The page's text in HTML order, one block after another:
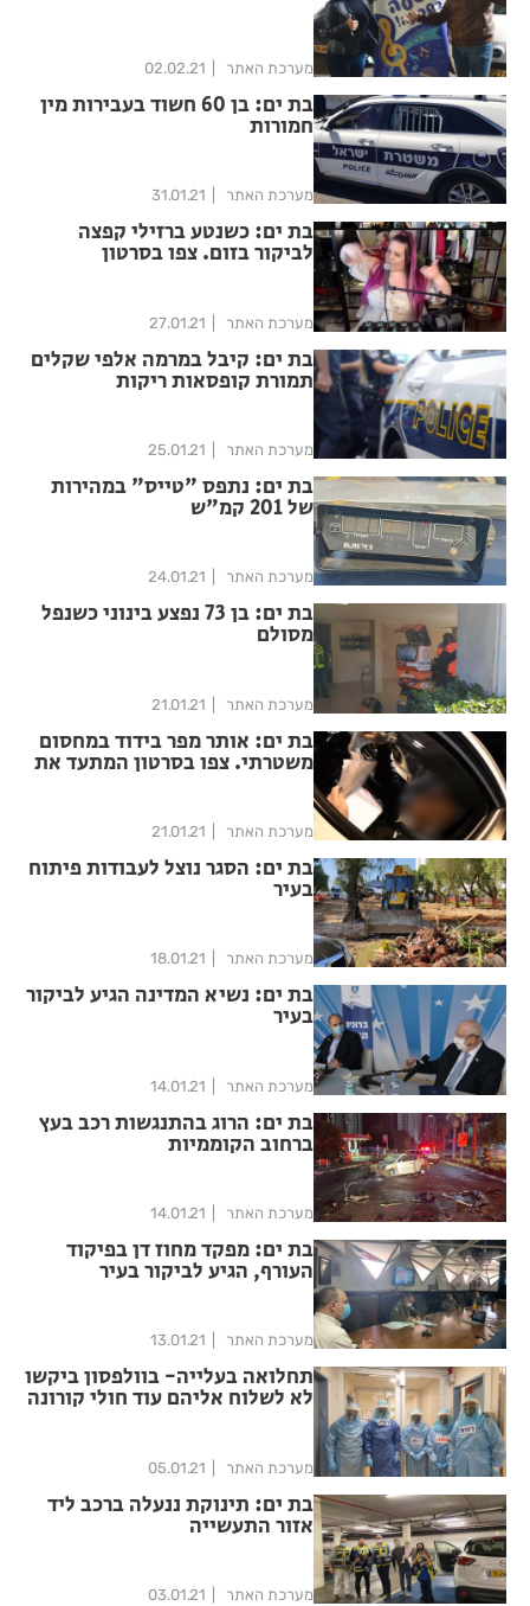
מערכת האתר 02.02.21
בת ים: בן 60 חשוד בעבירות מין
חמורות
מערכת האתר 31.01.21
בת ים: כשנטע ברזילי קפצה
לביקור בזום. צפו בסרטון
מערכת האתר 27.01.21
בת ים: קיבל במרמה אלפי שקלים
תמורת קופסאות ריקות
מערכת האתר 25.01.21
בת ים: נתפס "טייס" במהירות
של 201 קמ"ש
מערכת האתר 24.01.21
בת ים: בן 73 נפצע בינוני כשנפל
מסולם
מערכת האתר 21.01.21
בת ים: אותר מפר בידוד במחסום
משטרתי. צפו בסרטון המתעד את
מערכת האתר 21.01.21
בת ים: הסגר נוצל לעבודות פיתוח
בעיר
מערכת האתר 18.01.21
בת ים: נשיא המדינה הגיע לביקור
בעיר
מערכת האתר 14.01.21
בת ים: הרוג בהתנגשות רכב בעץ
ברחוב הקוממיות
מערכת האתר 14.01.21
בת ים: מפקד מחוז דן בפיקוד
העורף, הגיע לביקור בעיר
מערכת האתר 13.01.21
תחלואה בעלייה- בוולפסון ביקשו
לא לשלוח אליהם עוד חולי קורונה
מערכת האתר 05.01.21
בת ים: תינוקת ננעלה ברכב ליד
אזור התעשייה
מערכת האתר 03.01.21